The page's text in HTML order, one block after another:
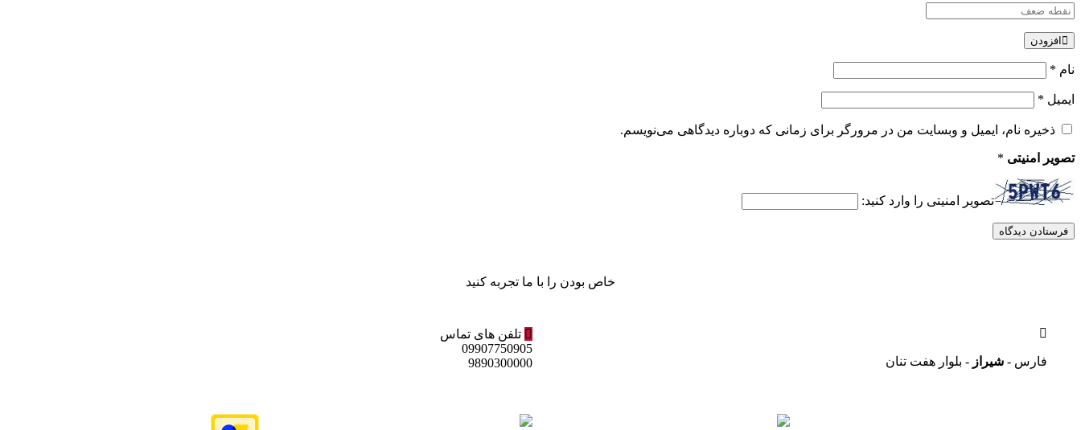
افزودن
نام *
ایمیل *
ذخیره نام، ایمیل و وبسایت من در مرورگر برای زمانی که دوباره دیدگاهی می‌نویسم.
تصویر امنیتی *
تصویر امنیتی را وارد کنید:
خاص بودن را با ما تجربه کنید
فارس - شیراز - بلوار هفت تنان
تلفن های تماس
09907750905
9890300000